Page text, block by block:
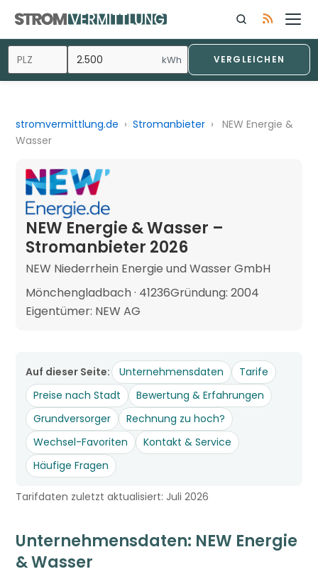
kWh VERGLEICHEN
stromvermittlung.de › Stromanbieter ›
NEW Energie &
Wasser
NEW Energie & Wasser –
Stromanbieter 2026
NEW Niederrhein Energie und Wasser GmbH
Mönchengladbach · 41236Gründung: 2004
Eigentümer: NEW AG
Auf dieser Seite: Unternehmensdaten
Tarife
Preise nach Stadt
Bewertung & Erfahrungen
Grundversorger
Rechnung zu hoch?
Wechsel-Favoriten
Kontakt & Service
Häufige Fragen
Tarifdaten zuletzt aktualisiert: Juli 2026
Unternehmensdaten: NEW Energie
& Wasser